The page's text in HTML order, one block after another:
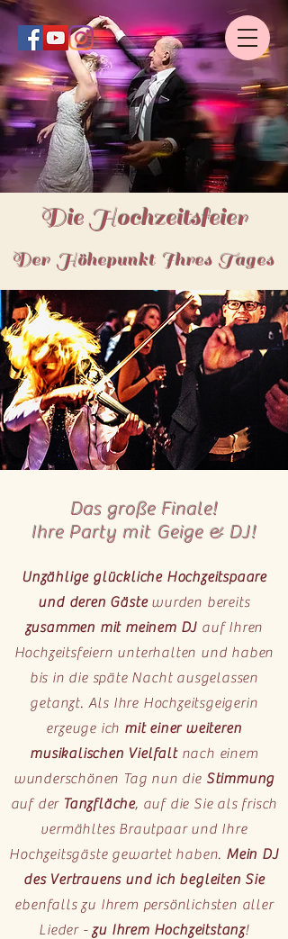
Die Hochzeitsfeier
Der Höhepunkt Ihres Tages
Das große Finale!
Ihre Party mit Geige & DJ!
Unzählige glückliche Hochzeitspaare
und deren Gäste wurden bereits
zusammen mit meinem DJ auf Ihren
Hochzeitsfeiern unterhalten und haben
bis in die späte Nacht ausgelassen
getanzt. Als Ihre Hochzeitsgeigerin
erzeuge ich mit einer weiteren
musikalischen Vielfaltnach einem
wunderschönen Tag nun die Stimmung
auf der Tanzfläche, auf die Sie als frisch
vermähltes Brautpaar und Ihre
Hochzeitsgäste gewartet haben. Mein DJ
des Vertrauens und ich begleiten Sie
ebenfalls zu Ihrem persönlichsten aller
Lieder -zu Ihrem Hochzeitstanz!